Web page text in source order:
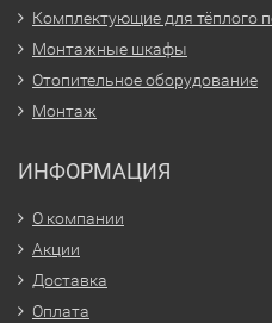
Комплектующие для тёплого
Монтажные шкафы
Отопительное оборудование
Монтаж
ИНФОРМАЦИЯ
О компании
Акции
Доставка
Оплата